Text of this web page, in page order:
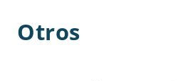
Otros